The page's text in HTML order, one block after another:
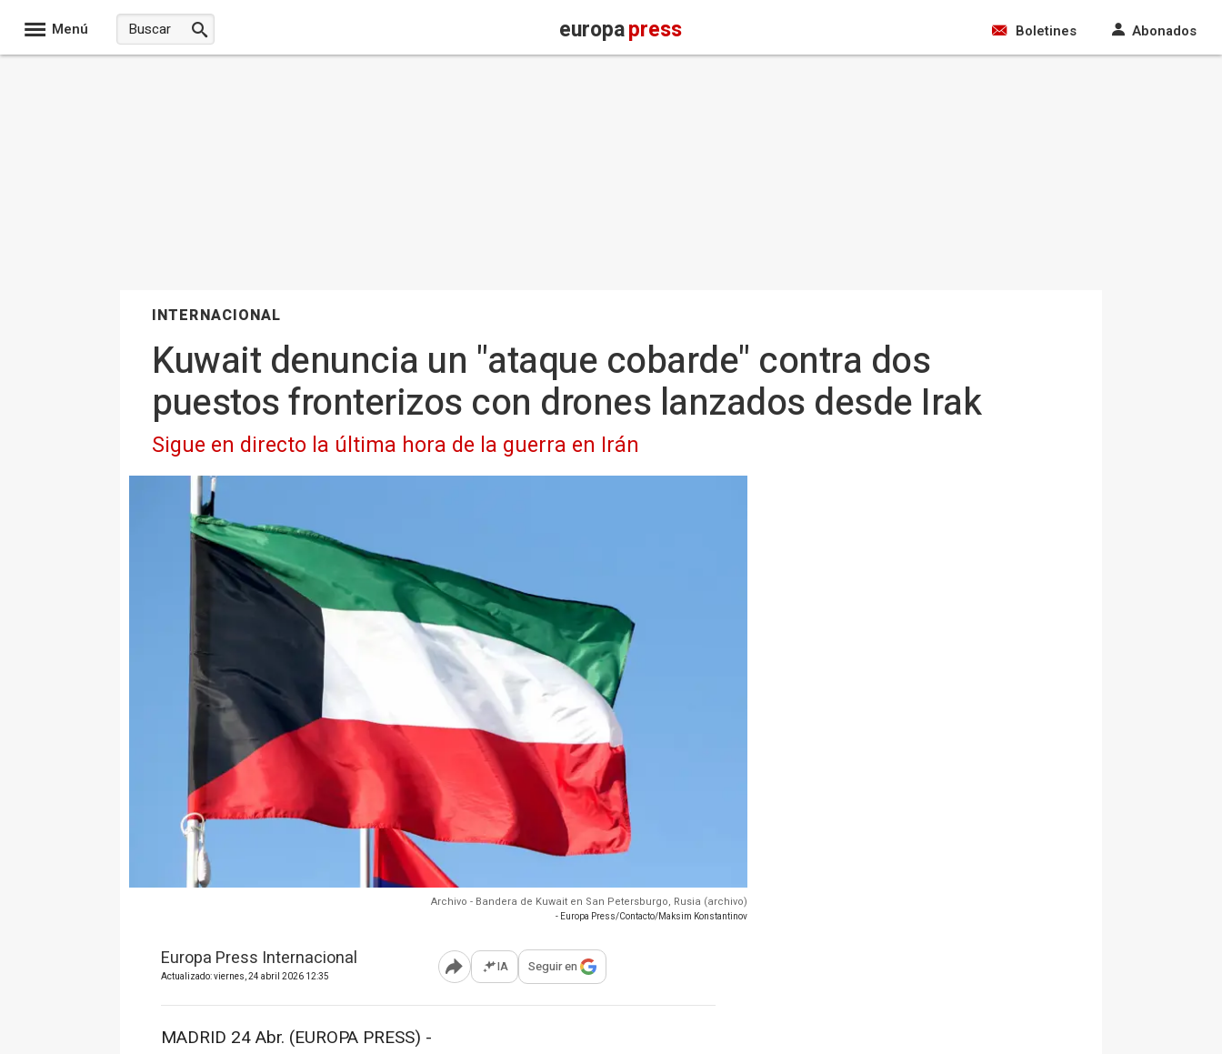
Menú europapress Boletines Abonados
INTERNACIONAL
Kuwait denuncia un "ataque cobarde" contra dos
puestos fronterizos con drones lanzados desde Irak
Sigue en directo la última hora de la guerra en Irán
Archivo - Bandera de Kuwait en San Petersburgo, Rusia (archivo)
- Europa Press/Contacto/Maksim Konstantinov
Europa Press Internacional
Actualizado: viernes, 24 abril 2026 12:35 Abrir opciones para compartir
IA Seguir en
MADRID 24 Abr. (EUROPA PRESS) -